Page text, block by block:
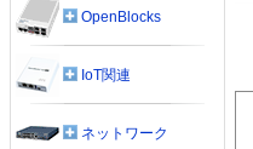
OpenBlocks
IoT関連
ネットワーク